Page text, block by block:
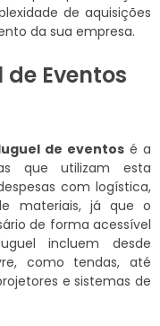
de aquisições
da sua empresa.
Eventos
de eventos é a
que utilizam esta
com logística,
materiais, já que o
de forma acessível
incluem desde
como tendas, até
e sistemas de